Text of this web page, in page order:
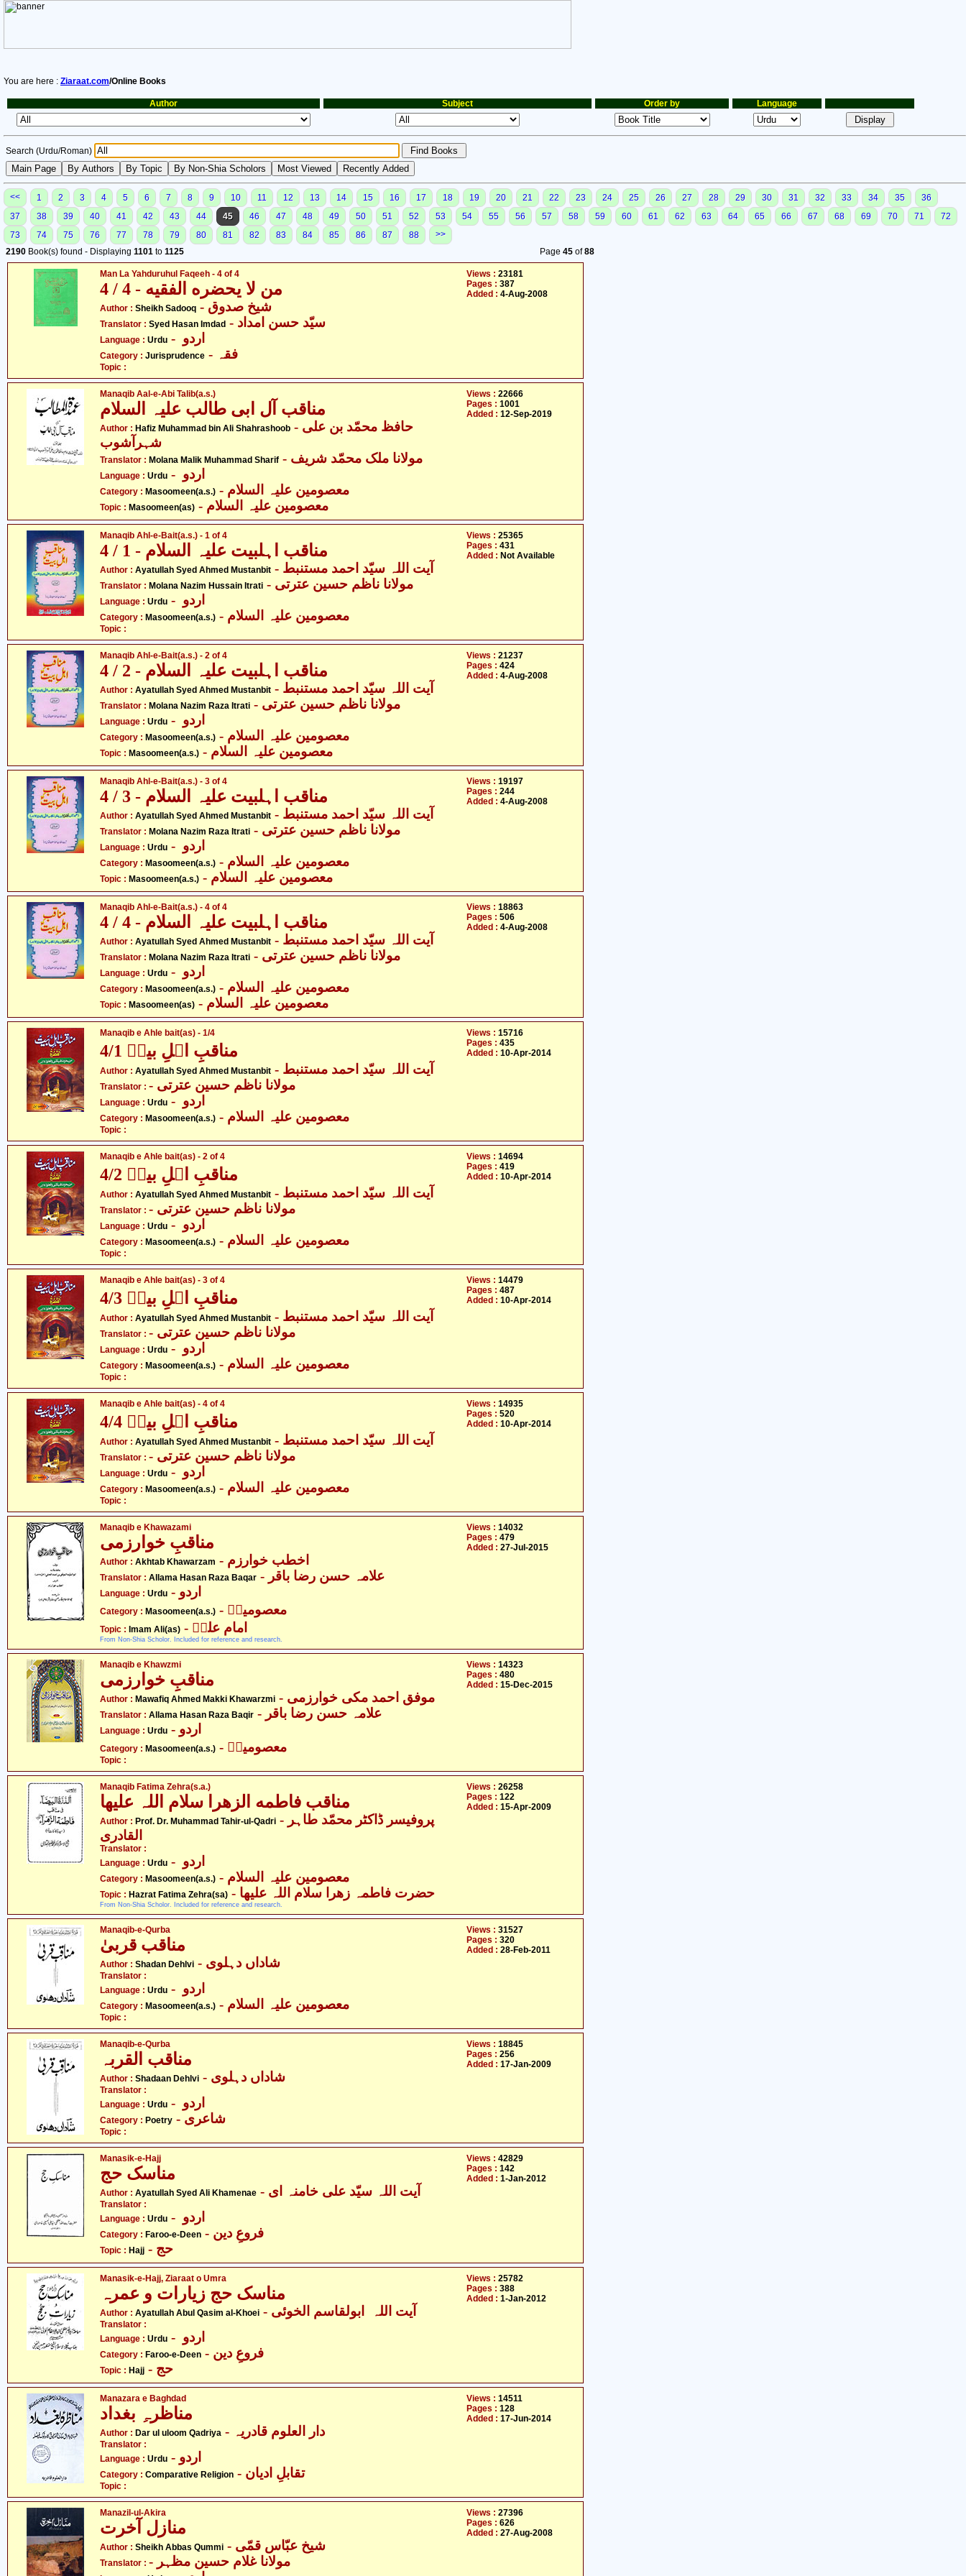
You are here : Ziaraat.com/Online Books
Author Subject Order by Language
Search (Urdu/Roman)
<< 1 2 3 4 5 6 7 8 9 10 11 12 13 14 15 16 17 18 19 20 21 22 23 24 25 26 27 28 29 30 31 32 33 34 35
36
37
38 39 40 41 42 43 44 45 46 47 48 49 50 51 52 53 54 55 56 57 58 59 60 61 62 63 64 65 66 67 68 69 70 71
72
73
74 75 76 77 78 79 80 81 82 83 84 85 86 87 88
>>
2190 Book(s) found - Displaying 1101 to 1125 Page 45of88
Man La Yahduruhul Faqeeh - 4 of 4
من لا يحضره الفقيه - 4 / 4
Author : Sheikh Sadooq - شیخ صدوق
Translator : Syed Hasan Imdad
Language : Urdu
Category : Jurisprudence - فقہ
Topic :
Views : 23181
Pages : 387
Added : 4-Aug-2008
Manaqib Aal-e-Abi Talib(a.s.)
مناقب آل ابی طالب علیہ السلام
Author : Hafiz Muhammad bin Ali Shahrashoob - حافظ محمّد بن علی
شہرآشوب
Translator : Molana Malik Muhammad Sharif - مولانا ملک محمّد شریف
Language : Urdu
Category : Masoomeen(a.s.)
Topic : Masoomeen(as) - معصومین علیہ السلام
Views : 22666
Pages : 1001
Added : 12-Sep-2019
Manaqib Ahl-e-Bait(a.s.) - 1 of 4
مناقب اہلبیت علیہ السلام - 1 / 4
Author : Ayatullah Syed Ahmed Mustanbit - آیت اللہ سیّد احمد مستنبط
Translator : Molana Nazim Hussain Itrati - مولانا ناظم حسین عترتی
Language : Urdu
Category : Masoomeen(a.s.)
Topic :
Views : 25365
Pages : 431
Added : Not Available
Manaqib Ahl-e-Bait(a.s.) - 2 of 4
مناقب اہلبیت علیہ السلام - 2 / 4
Author : Ayatullah Syed Ahmed Mustanbit - آیت اللہ سیّد احمد مستنبط
Translator : Molana Nazim Raza Itrati - مولانا ناظم حسین عترتی
Language : Urdu
Category : Masoomeen(a.s.)
Topic : Masoomeen(a.s.) - معصومین علیہ السلام
Views : 21237
Pages : 424
Added : 4-Aug-2008
Manaqib Ahl-e-Bait(a.s.) - 3 of 4
مناقب اہلبیت علیہ السلام - 3 / 4
Author : Ayatullah Syed Ahmed Mustanbit - آیت اللہ سیّد احمد مستنبط
Translator : Molana Nazim Raza Itrati - مولانا ناظم حسین عترتی
Language : Urdu
Category : Masoomeen(a.s.)
Topic : Masoomeen(a.s.) - معصومین علیہ السلام
Views : 19197
Pages : 244
Added : 4-Aug-2008
Manaqib Ahl-e-Bait(a.s.) - 4 of 4
مناقب اہلبیت علیہ السلام - 4 / 4
Author : Ayatullah Syed Ahmed Mustanbit - آیت اللہ سیّد احمد مستنبط
Translator : Molana Nazim Raza Itrati - مولانا ناظم حسین عترتی
Language : Urdu
Category : Masoomeen(a.s.)
Topic : Masoomeen(as) - معصومین علیہ السلام
Views : 18863
Pages : 506
Added : 4-Aug-2008
Manaqib e Ahle bait(as) - 1/4
مناقبِ اہلِ بیتؑ 4/1
Author : Ayatullah Syed Ahmed Mustanbit - آیت اللہ سیّد احمد مستنبط
Translator : - مولانا ناظم حسین عترتی
Language : Urdu
Category : Masoomeen(a.s.)
Topic :
Views : 15716
Pages : 435
Added : 10-Apr-2014
Manaqib e Ahle bait(as) - 2 of 4
مناقبِ اہلِ بیتؑ 4/2
Author : Ayatullah Syed Ahmed Mustanbit - آیت اللہ سیّد احمد مستنبط
Translator : - مولانا ناظم حسین عترتی
Language : Urdu
Category : Masoomeen(a.s.)
Topic :
Views : 14694
Pages : 419
Added : 10-Apr-2014
Manaqib e Ahle bait(as) - 3 of 4
مناقبِ اہلِ بیتؑ 4/3
Author : Ayatullah Syed Ahmed Mustanbit - آیت اللہ سیّد احمد مستنبط
Translator : - مولانا ناظم حسین عترتی
Language : Urdu
Category : Masoomeen(a.s.)
Topic :
Views : 14479
Pages : 487
Added : 10-Apr-2014
Manaqib e Ahle bait(as) - 4 of 4
مناقبِ اہلِ بیتؑ 4/4
Author : Ayatullah Syed Ahmed Mustanbit - آیت اللہ سیّد احمد مستنبط
Translator : - مولانا ناظم حسین عترتی
Language : Urdu
Category : Masoomeen(a.s.)
Topic :
Views : 14935
Pages : 520
Added : 10-Apr-2014
Manaqib e Khawazami
مناقبِ خوارزمی
Author : Akhtab Khawarzam - اخطب خوارزم
Translator : Allama Hasan Raza Baqar - علامہ حسن رضا باقر
Language : Urdu - اردو
Category : Masoomeen(a.s.) - معصومینؑ
Topic : Imam Ali(as) - امام علیؑ
From Non-Shia Scholor. Included for reference and research.
Views : 14032
Pages : 479
Added : 27-Jul-2015
Manaqib e Khawzmi
مناقبِ خوارزمی
Author : Mawafiq Ahmed Makki Khawarzmi - موفق احمد مکی خوارزمی
Translator : Allama Hasan Raza Baqir - علامہ حسن رضا باقر
Language : Urdu - اردو
Category : Masoomeen(a.s.) - معصومینؑ
Topic :
Views : 14323
Pages : 480
Added : 15-Dec-2015
Manaqib Fatima Zehra(s.a.)
مناقب فاطمه الزھرا سلام اللہ علیھا
Author : Prof. Dr. Muhammad Tahir-ul-Qadri - پروفیسر ڈاکٹر محمّد طاہر
القادری
Translator :
Language : Urdu
Category : Masoomeen(a.s.)
Topic : Hazrat Fatima Zehra(sa) - حضرت فاطمہ زھرا سلام اللہ علیھا
From Non-Shia Scholor. Included for reference and research.
Views : 26258
Pages : 122
Added : 15-Apr-2009
Manaqib-e-Qurba
Author : Shadan Dehlvi
Translator :
Language : Urdu
Category : Masoomeen(a.s.)
Topic :
Views : 31527
Pages : 320
Added : 28-Feb-2011
Manaqib-e-Qurba
Author : Shadaan Dehlvi
Translator :
Language : Urdu
Category : Poetry - شاعری
Topic :
Views : 18845
Pages : 256
Added : 17-Jan-2009
Manasik-e-Hajj
مناسک حج
Author : Ayatullah Syed Ali Khamenae - آیت اللہ سیّد علی خامنہ ای
Translator :
Language : Urdu
Category : Faroo-e-Deen - فروعِ دین
Topic : Hajj - حج
Views : 42829
Pages : 142
Added : 1-Jan-2012
Manasik-e-Hajj, Ziaraat o Umra
Author : Ayatullah Abul Qasim al-Khoei - آیت اللہ ابولقاسم الخوئی
Translator :
Language : Urdu
Category : Faroo-e-Deen - فروعِ دین
Topic : Hajj - حج
Views : 25782
Pages : 388
Added : 1-Jan-2012
Manazara e Baghdad
مناظرہِ بغداد
Author : Dar ul uloom Qadriya - دار العلوم قادریہ
Translator :
Language : Urdu - اردو
Category : Comparative Religion - تقابلِ ادیان
Topic :
Views : 14511
Pages : 128
Added : 17-Jun-2014
Manazil-ul-Akira
منازل آخرت
Author : Sheikh Abbas Qummi - شیخ عبّاس قمّی
Translator : - مولانا غلام حسین مظہر
Views : 27396
Pages : 626
Added : 27-Aug-2008